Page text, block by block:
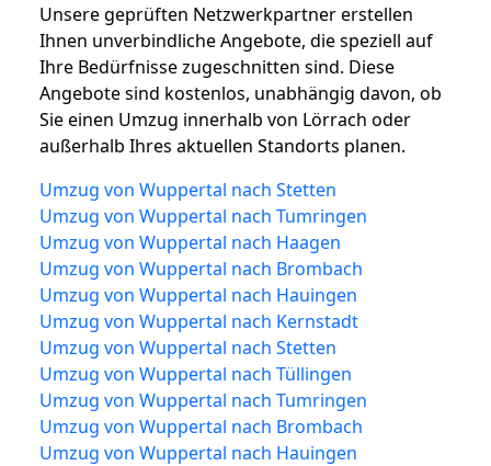
Unsere geprüften Netzwerkpartner erstellen
Ihnen unverbindliche Angebote, die speziell auf
Ihre Bedürfnisse zugeschnitten sind. Diese
Angebote sind kostenlos, unabhängig davon, ob
Sie einen Umzug innerhalb von Lörrach oder
außerhalb Ihres aktuellen Standorts planen.
Umzug von Wuppertal nach Stetten
Umzug von Wuppertal nach Tumringen
Umzug von Wuppertal nach Haagen
Umzug von Wuppertal nach Brombach
Umzug von Wuppertal nach Hauingen
Umzug von Wuppertal nach Kernstadt
Umzug von Wuppertal nach Stetten
Umzug von Wuppertal nach Tüllingen
Umzug von Wuppertal nach Tumringen
Umzug von Wuppertal nach Brombach
Umzug von Wuppertal nach Hauingen